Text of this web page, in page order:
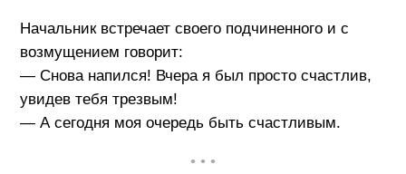
Начальник встречает своего подчиненного и с
возмущением говорит:
— Снова напился! Вчера я был просто счастлив,
увидев тебя трезвым!
— А сегодня моя очередь быть счастливым.
• • •